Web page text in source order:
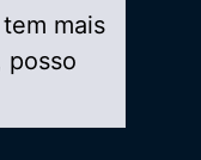
mais
posso